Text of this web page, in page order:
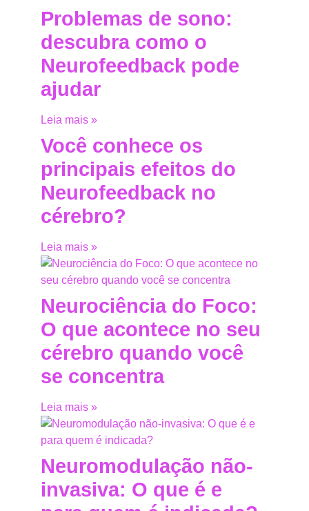
Problemas de sono:
descubra como o
Neurofeedback pode
ajudar
Leia mais »
Você conhece os
principais efeitos do
Neurofeedback no
cérebro?
Leia mais »
Neurociência do Foco:
O que acontece no seu
cérebro quando você
se concentra
Leia mais »
Neuromodulação não-
invasiva: O que é e